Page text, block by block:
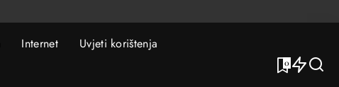
Internet Uvjeti korištenja
0